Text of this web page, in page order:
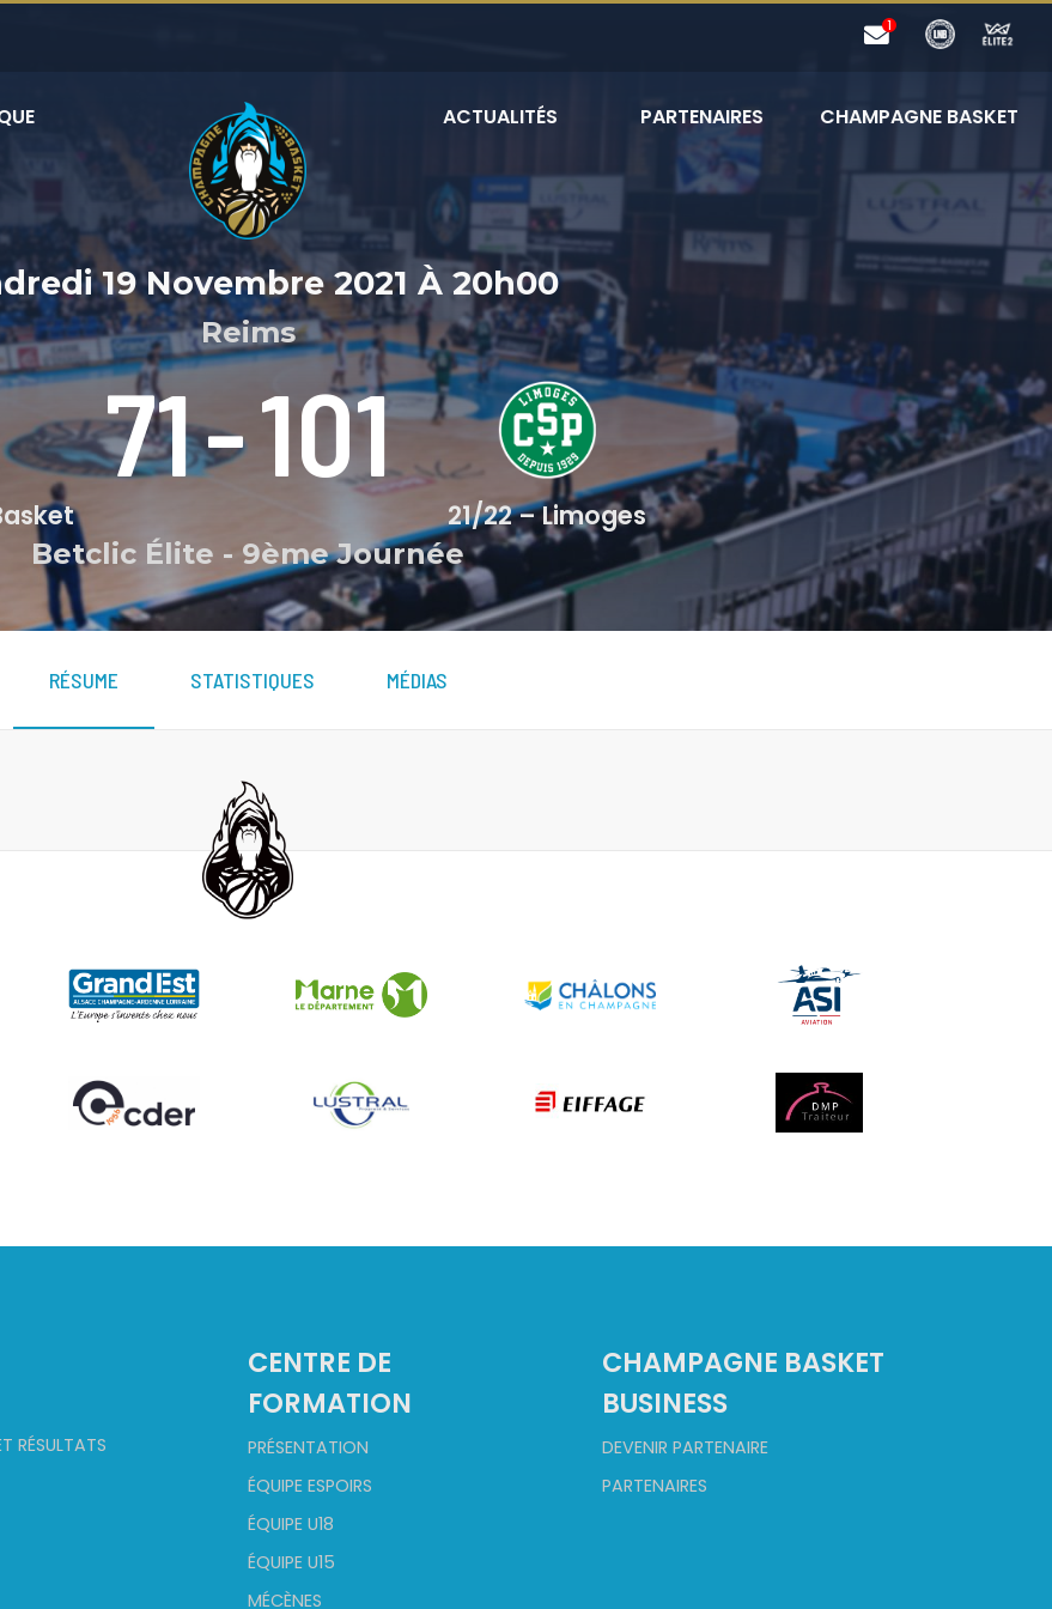
ACTUALITÉS PARTENAIRES CHAMPAGNE BASKET
19 Novembre 2021 À 20h00
Reims
71-101
21/22 – Limoges
Betclic Élite - 9ème Journée
RÉSUME STATISTIQUES MÉDIAS
RÉSULTATS
CENTRE DE
FORMATION
PRÉSENTATION
ÉQUIPE ESPOIRS
ÉQUIPE U18
ÉQUIPE U15
MÉCÈNES
CHAMPAGNE BASKET
BUSINESS
DEVENIR PARTENAIRE
PARTENAIRES